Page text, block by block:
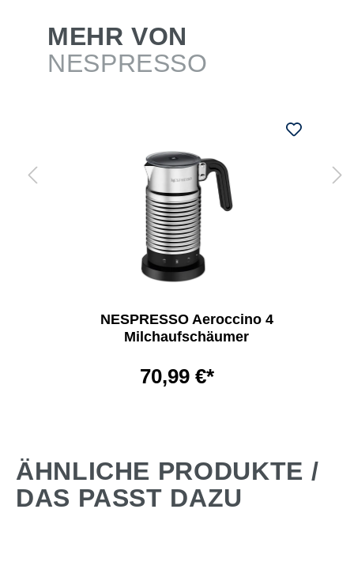
MEHR VON
NESPRESSO
NESPRESSO Aeroccino 4
Milchaufschäumer
70,99 €*
ÄHNLICHE PRODUKTE /
DAS PASST DAZU